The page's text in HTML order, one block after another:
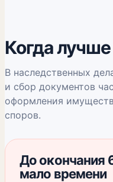
Когда лучше
В наследственных
и сбор документов
оформления
споров.
До окончания
мало времени